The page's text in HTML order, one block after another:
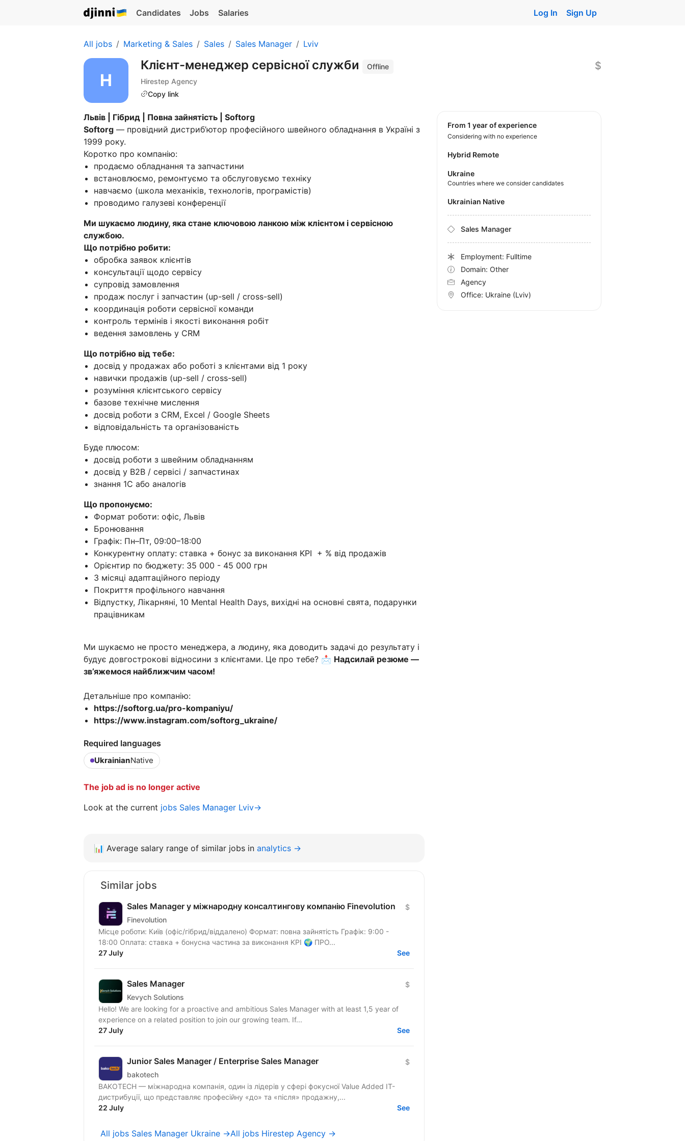
Candidates Jobs Salaries Log In Sign Up
All jobs Marketing & Sales Sales Sales Manager Lviv
Клієнт-менеджер сервісної служби
Offline
Hirestep Agency
Copy link
$
Львів | Гібрид | Повна зайнятість | Softorg
Softorg — провідний дистриб’ютор професійного швейного обладнання в Україні з
1999 року.
Коротко про компанію:
продаємо обладнання та запчастини
встановлюємо, ремонтуємо та обслуговуємо техніку
навчаємо (школа механіків, технологів, програмістів)
проводимо галузеві конференції
Ми шукаємо людину, яка стане ключовою ланкою між клієнтом і сервісною
службою.
Що потрібно робити:
обробка заявок клієнтів
консультації щодо сервісу
супровід замовлення
продаж послуг і запчастин (up-sell / cross-sell)
координація роботи сервісної команди
контроль термінів і якості виконання робіт
ведення замовлень у CRM
Що потрібно від тебе:
досвід у продажах або роботі з клієнтами від 1 року
навички продажів (up-sell / cross-sell)
розуміння клієнтського сервісу
базове технічне мислення
досвід роботи з CRM, Excel / Google Sheets
відповідальність та організованість
Буде плюсом:
досвід роботи з швейним обладнанням
досвід у B2B / сервісі / запчастинах
знання 1С або аналогів
Що пропонуємо:
Формат роботи: офіс, Львів
Бронювання
Графік: Пн–Пт, 09:00–18:00
Конкурентну оплату: ставка + бонус за виконання KPI + % від продажів
Орієнтир по бюджету: 35 000 - 45 000 грн
3 місяці адаптаційного періоду
Покриття профільного навчання
Відпустку, Лікарняні, 10 Mental Health Days, вихідні на основні свята, подарунки
працівникам
Ми шукаємо не просто менеджера, а людину, яка доводить задачі до результату і
будує довгострокові відносини з клієнтами. Це про тебе? 📩 Надсилай резюме —
зв’яжемося найближчим часом!
Детальніше про компанію:
https://softorg.ua/pro-kompaniyu/
https://www.instagram.com/softorg_ukraine/
Required languages
UkrainianNative
The job ad is no longer active
Look at the current jobs Sales Manager Lviv→
from 1 year of experience
Considering with no experience
Hybrid Remote
Ukraine
Countries where we consider candidates
Ukrainian Native
Sales Manager
Employment: Fulltime
Domain: Other
Agency
Office: Ukraine (Lviv)
📊 Average salary range of similar jobs in analytics →
Similar jobs
Sales Manager у міжнародну консалтингову компанію Finevolution
Finevolution
$
Місце роботи: Київ (офіс/гібрид/віддалено) Формат: повна зайнятість Графік: 9:00 -
18:00 Оплата: ставка + бонусна частина за виконання KPI 🌍 ПРО...
27 July
See
Sales Manager
Kevych Solutions
$
Hello! We are looking for a proactive and ambitious Sales Manager with at least 1,5 year of
experience on a related position to join our growing team. If...
27 July
See
Junior Sales Manager / Enterprise Sales Manager
bakotech
$
BAKOTECH — міжнародна компанія, один із лідерів у сфері фокусної Value Added IT-
дистрибуції, що представляє професійну «до» та «після» продажну,...
22 July
See
All jobs Sales Manager Ukraine →All jobs Hirestep Agency →